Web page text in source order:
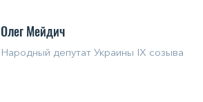
Олег Мейдич
Народный депутат Украины IX созыва